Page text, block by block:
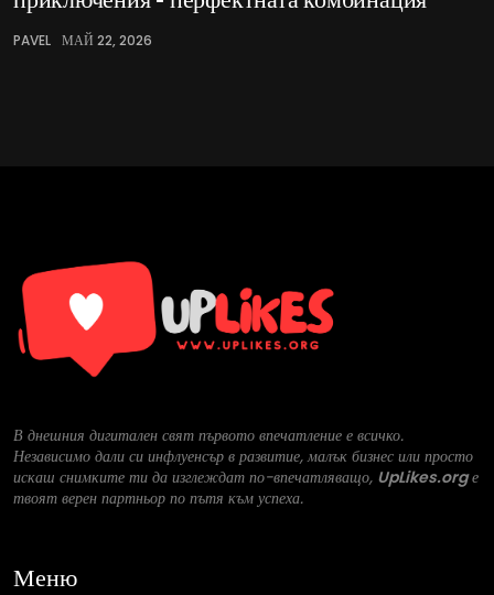
PAVEL МАЙ 22, 2026
В днешния дигитален свят първото впечатление е всичко.
Независимо дали си инфлуенсър в развитие, малък бизнес или просто
искаш снимките ти да изглеждат по-впечатляващо, UpLikes.orgе
твоят верен партньор по пътя към успеха.
Меню